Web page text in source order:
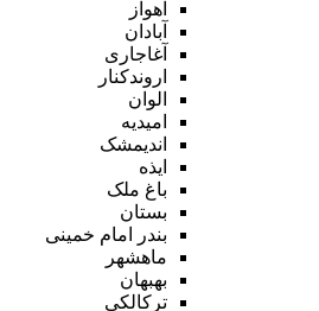
اهواز
آبادان
آغاجاری
اروندکنار
الوان
امیدیه
اندیمشک
ایذه
باغ ملک
بستان
بندر امام خمینی
ماهشهر
بهبهان
ترکالکی